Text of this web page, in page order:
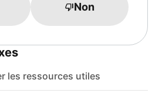
Non
les ressources utiles